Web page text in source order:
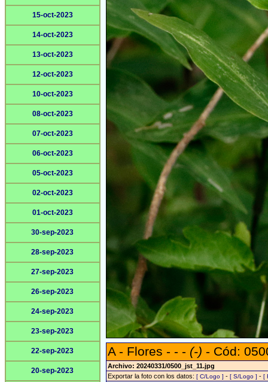
15-oct-2023
14-oct-2023
13-oct-2023
12-oct-2023
10-oct-2023
08-oct-2023
07-oct-2023
06-oct-2023
05-oct-2023
02-oct-2023
01-oct-2023
30-sep-2023
28-sep-2023
27-sep-2023
26-sep-2023
24-sep-2023
23-sep-2023
22-sep-2023
20-sep-2023
A - Flores - - - (-) - Cód:
Archivo: 20240331/0500_jst_11.jpg
Exportar la foto con los datos: [ C/Logo ] - [ S/Logo ] - [